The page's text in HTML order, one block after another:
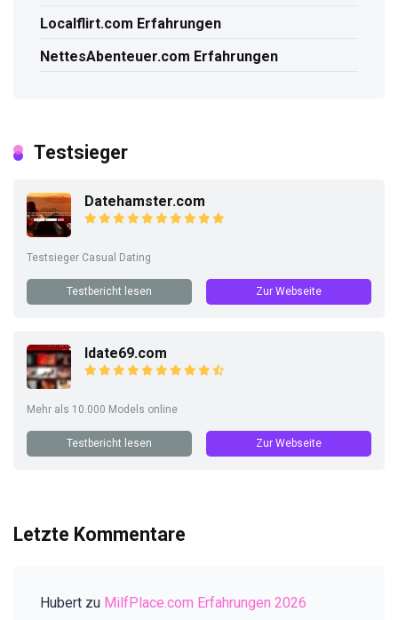
Localflirt.com Erfahrungen
NettesAbenteuer.com Erfahrungen
Testsieger
Datehamster.com
Testsieger Casual Dating
Testbericht lesen Zur Webseite
Idate69.com
Mehr als 10.000 Models online
Testbericht lesen Zur Webseite
Letzte Kommentare
Hubert zu MilfPlace.com Erfahrungen 2026